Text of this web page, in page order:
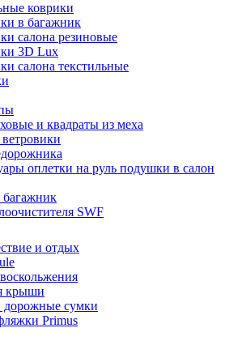
коврики
в багажник
салона резиновые
3D Lux
салона текстильные
и квадраты из меха
оплетки на руль подушки в салон
SWF
и отдых
крыши
сумки
Primus